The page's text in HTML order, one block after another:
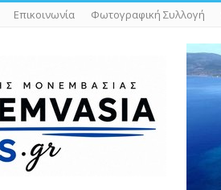
Επικοινωνία Φωτογραφική Συλλογή